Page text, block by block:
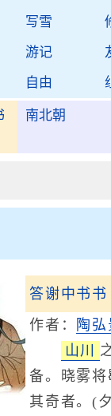
写雪
游记
自由
南北朝
答谢中书书
作者： 陶弘
山川
备。晓雾
其奇者。(